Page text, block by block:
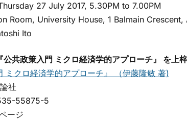
27 July 2017, 5.30PM to 7.00PM
Room, University House, 1 Balmain Crescent,
Ito
共政策入門 ミクロ経済学的アプローチ』 を上梓
ミクロ経済学的アプローチ』 （伊藤隆敏 著)
社
55875-5
ージ